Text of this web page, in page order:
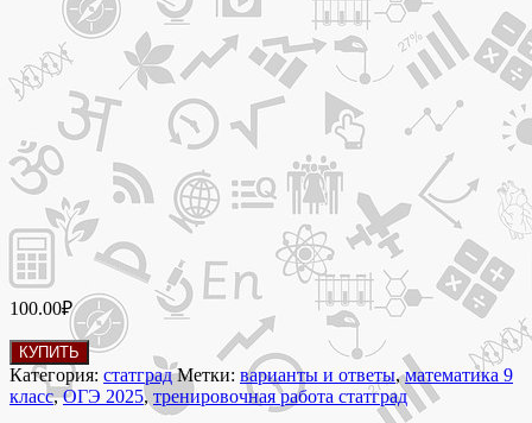
100.00₽
Количество
товара
5
КУПИТЬ
Категория: статград Метки: варианты и ответы,математика 9
класс,ОГЭ 2025, тренировочная работа статград